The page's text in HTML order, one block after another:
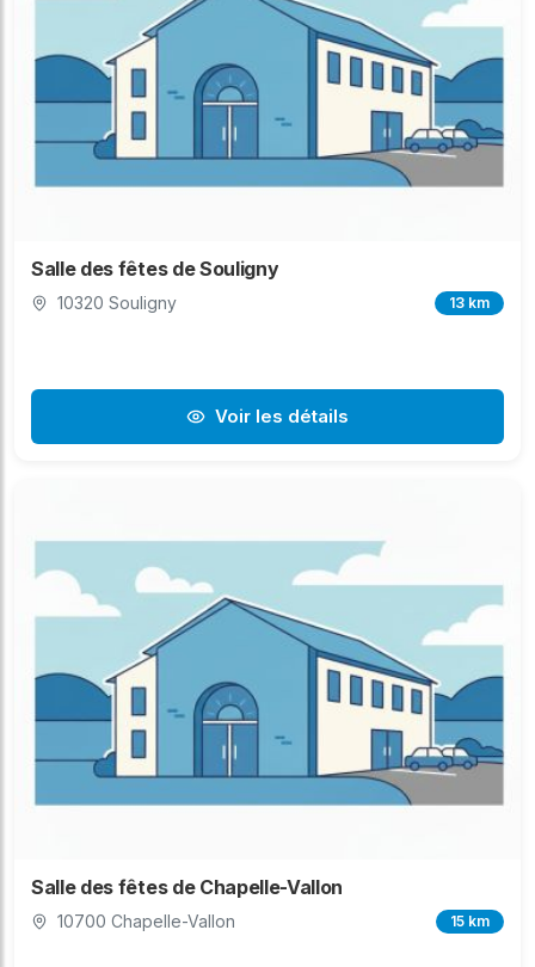
Salle des fêtes de Souligny
10320 Souligny 13 km
Voir les détails
Salle des fêtes de Chapelle-Vallon
10700 Chapelle-Vallon 15 km